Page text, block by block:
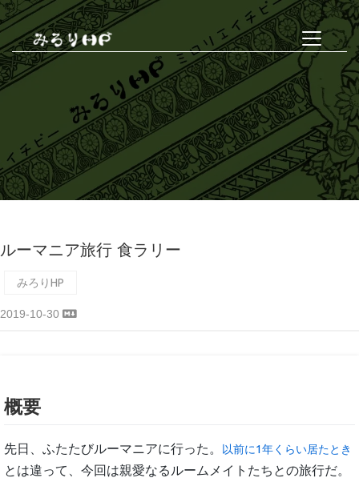
ルーマニア旅行 食ラリー
みろりHP
2019-10-30
概要
先日、ふたたびルーマニアに行った。 以前に1年くらい居たとき
とは違って、今回は親愛なるルームメイトたちとの旅行だ。